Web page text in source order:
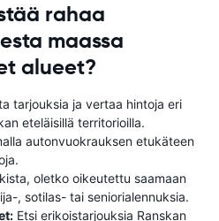
rahaa
maassa
alueet?
tarjouksia ja vertaa hintoja eri
eteläisillä territorioilla.
autonvuokrauksen etukäteen
oletko oikeutettu saamaan
, sotilas- tai seniorialennuksia.
Etsi erikoistarjouksia Ranskan